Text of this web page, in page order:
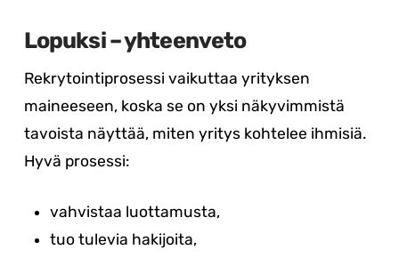
Lopuksi – yhteenveto
Rekrytointiprosessi vaikuttaa yrityksen
maineeseen, koska se on yksi näkyvimmistä
tavoista näyttää, miten yritys kohtelee ihmisiä.
Hyvä prosessi:
vahvistaa luottamusta,
tuo tulevia hakijoita,